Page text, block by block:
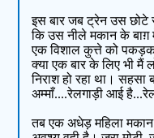
इस बार जब ट्रेन उस छोटे
कि उस नीले मकान के
एक विशाल कुत्ते को
क्या एक बार के लिए भी मैं
निराश हो रहा था।
अम्माँ....रेलगाड़ी आई
तब एक अधेड़ महिला